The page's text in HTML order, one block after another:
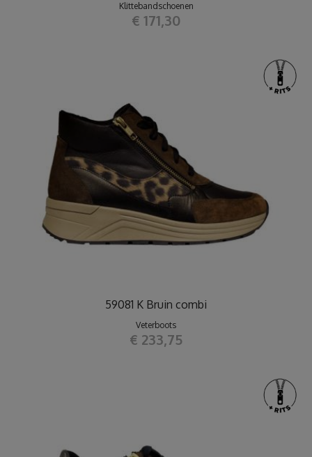
Klittebandschoenen
€ 171,30
59081 K Bruin combi
Veterboots
€ 233,75